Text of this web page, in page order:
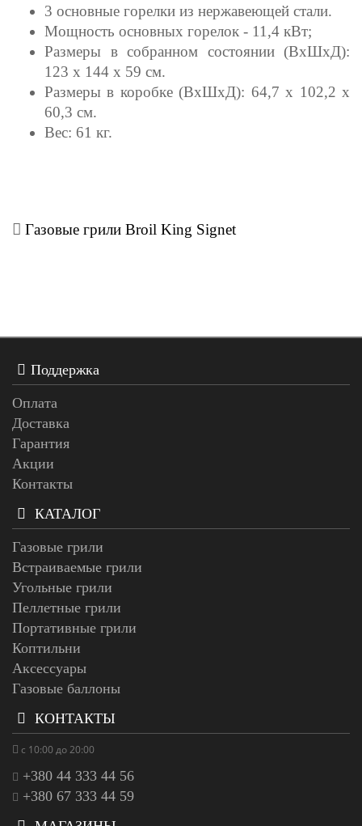
3 основные горелки из нержавеющей стали.
Мощность основных горелок - 11,4 кВт;
Размеры в собранном состоянии (ВхШхД):
123 х 144 х 59 см.
Размеры в коробке (ВхШхД): 64,7 х 102,2 х
60,3 см.
Вес: 61 кг.
Газовые грили Broil King Signet
Поддержка
Оплата
Доставка
Гарантия
Акции
Контакты
КАТАЛОГ
Газовые грили
Встраиваемые грили
Угольные грили
Пеллетные грили
Портативные грили
Коптильни
Аксессуары
Газовые баллоны
КОНТАКТЫ
с 10:00 до 20:00
+380 44 333 44 56
+380 67 333 44 59